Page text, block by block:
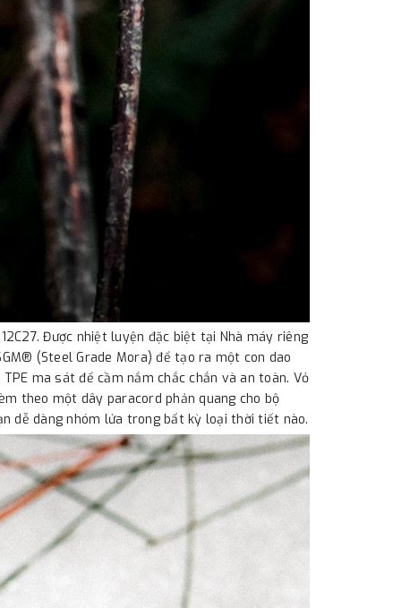
Được nhiệt luyện đặc biệt tại Nhà máy riêng
(Steel Grade Mora) để tạo ra một con dao
ma sát để cầm nắm chắc chắn và an toàn. Vỏ
theo một dây paracord phản quang cho bộ
dễ dàng nhóm lửa trong bất kỳ loại thời tiết nào.